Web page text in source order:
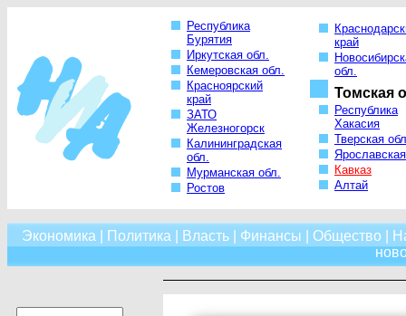
Республика
Бурятия
Иркутская обл.
Кемеровская обл.
Красноярский
край
ЗАТО
Железногорск
Калининградская
обл.
Мурманская обл.
Ростов
край
обл.
Томская
Республика
Хакасия
Тверская
Кавказ
Алтай
Экономика Политика Власть| Финансы Общество